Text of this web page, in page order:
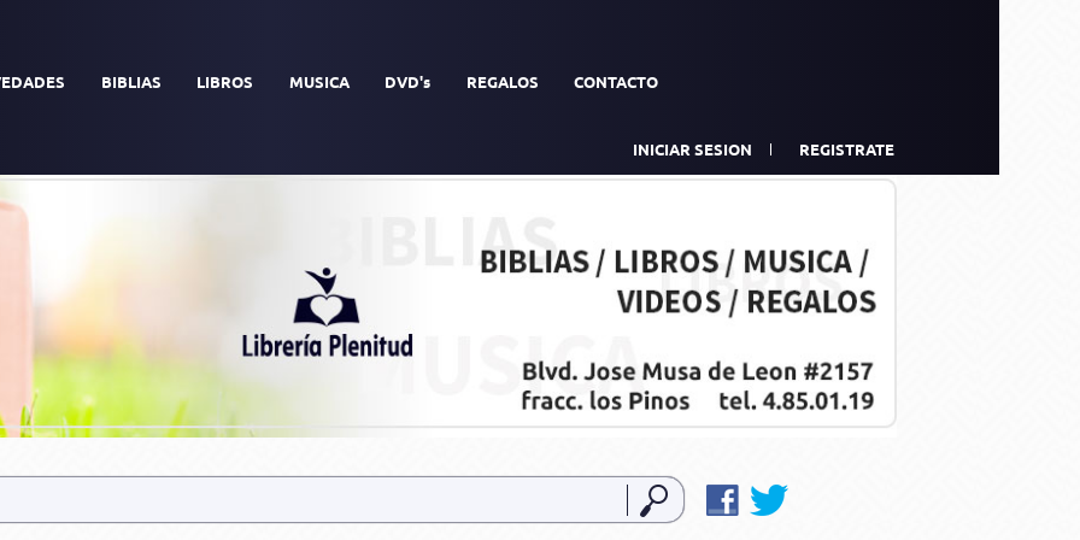
BIBLIAS LIBROS MUSICA DVD's REGALOS CONTACTO
INICIAR SESION REGISTRATE